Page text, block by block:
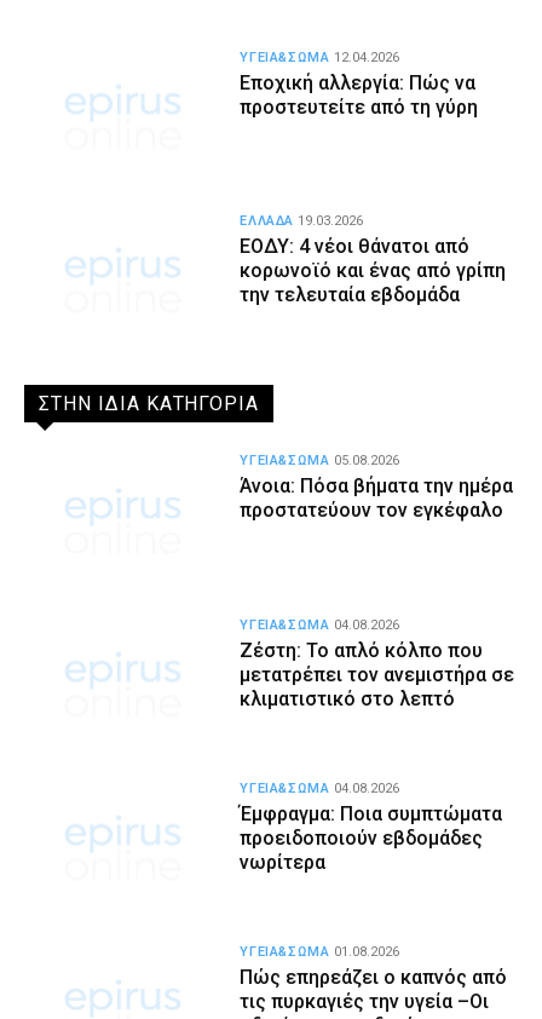
Εποχική αλλεργία: Πώς να
προστευτείτε από τη γύρη
ΥΓΕΙΑ&ΣΩΜΑ 12.04.2026
ΕΟΔΥ: 4 νέοι θάνατοι από
κορωνοϊό και ένας από γρίπη
την τελευταία εβδομάδα
ΕΛΛΑΔΑ 19.03.2026
ΣΤΗΝ ΙΔΙΑ ΚΑΤΗΓΟΡΙΑ
Άνοια: Πόσα βήματα την ημέρα
προστατεύουν τον εγκέφαλο
ΥΓΕΙΑ&ΣΩΜΑ 05.08.2026
Ζέστη: Το απλό κόλπο που
μετατρέπει τον ανεμιστήρα σε
κλιματιστικό στο λεπτό
ΥΓΕΙΑ&ΣΩΜΑ 04.08.2026
Έμφραγμα: Ποια συμπτώματα
προειδοποιούν εβδομάδες
νωρίτερα
ΥΓΕΙΑ&ΣΩΜΑ 04.08.2026
Πώς επηρεάζει ο καπνός από
τις πυρκαγιές την υγεία –Οι
ΥΓΕΙΑ&ΣΩΜΑ 01.08.2026